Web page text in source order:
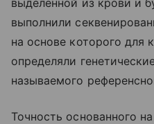
выполнили
на основе которого для
определяли
называемого
Точность основанного